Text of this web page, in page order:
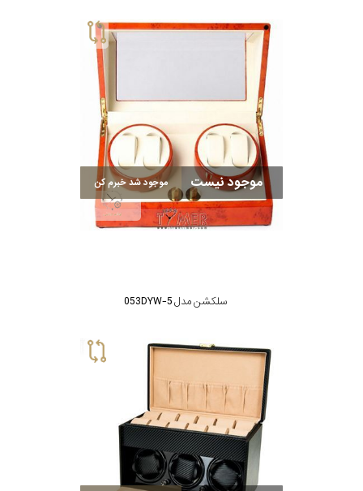
موجود نیست موجود شد خبرم کن
سلکشن مدل 053DYW-5